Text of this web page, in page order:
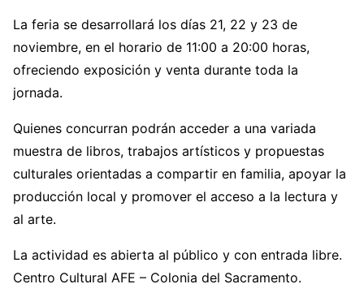
La feria se desarrollará los días 21, 22 y 23 de
noviembre, en el horario de 11:00 a 20:00 horas,
ofreciendo exposición y venta durante toda la
jornada.
Quienes concurran podrán acceder a una variada
muestra de libros, trabajos artísticos y propuestas
culturales orientadas a compartir en familia, apoyar la
producción local y promover el acceso a la lectura y
al arte.
La actividad es abierta al público y con entrada libre.
Centro Cultural AFE – Colonia del Sacramento.